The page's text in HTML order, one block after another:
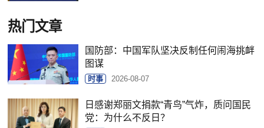
热门文章
国防部：中国军队坚决反制任何闹海挑衅
图谋
时事 2026-08-07
日感谢郑丽文捐款“青鸟”气炸，质问国民
党：为什么不反日？